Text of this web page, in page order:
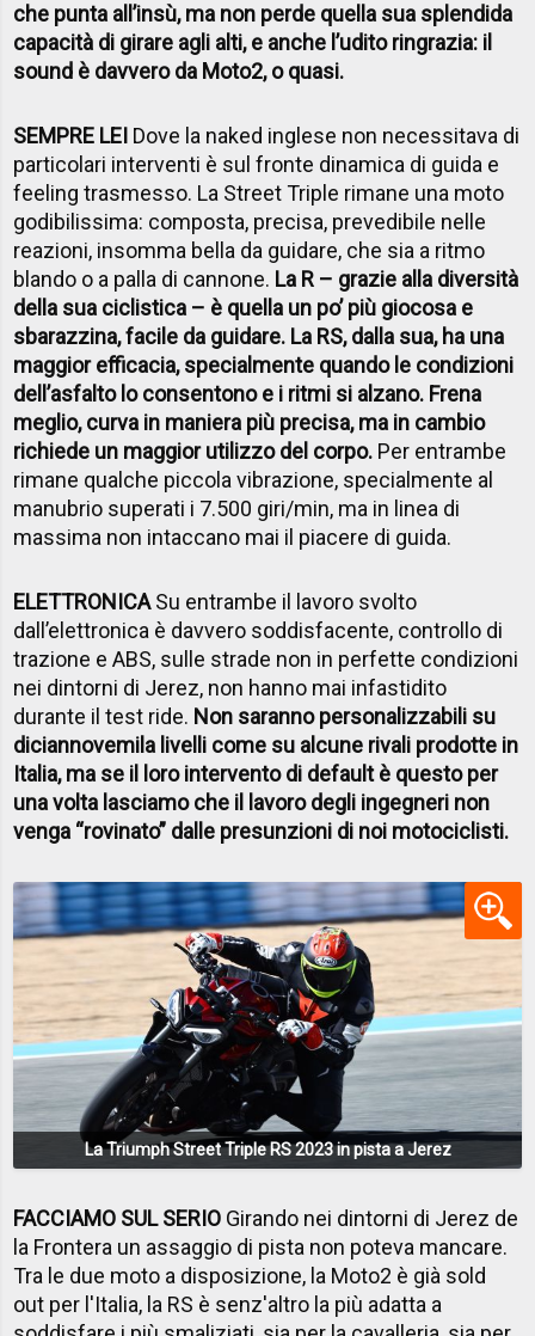
che punta all’insù, ma non perde quella sua splendida
capacità di girare agli alti, e anche l’udito ringrazia: il
sound è davvero da Moto2, o quasi.
SEMPRE LEI Dove la naked inglese non necessitava di
particolari interventi è sul fronte dinamica di guida e
feeling trasmesso. La Street Triple rimane una moto
godibilissima: composta, precisa, prevedibile nelle
reazioni, insomma bella da guidare, che sia a ritmo
blando o a palla di cannone. La R – grazie alla diversità
della sua ciclistica – è quella un po’ più giocosa e
sbarazzina, facile da guidare. La RS, dalla sua, ha una
maggior efficacia, specialmente quando le condizioni
dell’asfalto lo consentono e i ritmi si alzano. Frena
meglio, curva in maniera più precisa, ma in cambio
richiede un maggior utilizzo del corpo. Per entrambe
rimane qualche piccola vibrazione, specialmente al
manubrio superati i 7.500 giri/min, ma in linea di
massima non intaccano mai il piacere di guida.
ELETTRONICASu entrambe il lavoro svolto
dall’elettronica è davvero soddisfacente, controllo di
trazione e ABS, sulle strade non in perfette condizioni
nei dintorni di Jerez, non hanno mai infastidito
durante il test ride. Non saranno personalizzabili su
diciannovemila livelli come su alcune rivali prodotte in
Italia, ma se il loro intervento di default è questo per
una volta lasciamo che il lavoro degli ingegneri non
venga “rovinato” dalle presunzioni di noi motociclisti.
La Triumph Street Triple RS 2023 in pista a Jerez
FACCIAMO SUL SERIO Girando nei dintorni di Jerez de
la Frontera un assaggio di pista non poteva mancare.
Tra le due moto a disposizione, la Moto2 è già sold
out per l'Italia, la RS è senz'altro la più adatta a